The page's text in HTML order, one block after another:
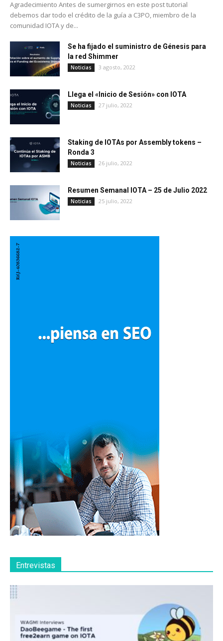
Agradecimiento Antes de sumergirnos en este post tutorial
debemos dar todo el crédito de la guía a C3PO, miembro de la
comunidad IOTA y de...
Se ha fijado el suministro de Génesis para
la red Shimmer
Noticias 3 agosto, 2022
Llega el «Inicio de Sesión» con IOTA
Noticias 27 julio, 2022
Staking de IOTAs por Assembly tokens –
Ronda 3
Noticias 26 julio, 2022
Resumen Semanal IOTA – 25 de Julio 2022
Noticias 25 julio, 2022
Entrevistas